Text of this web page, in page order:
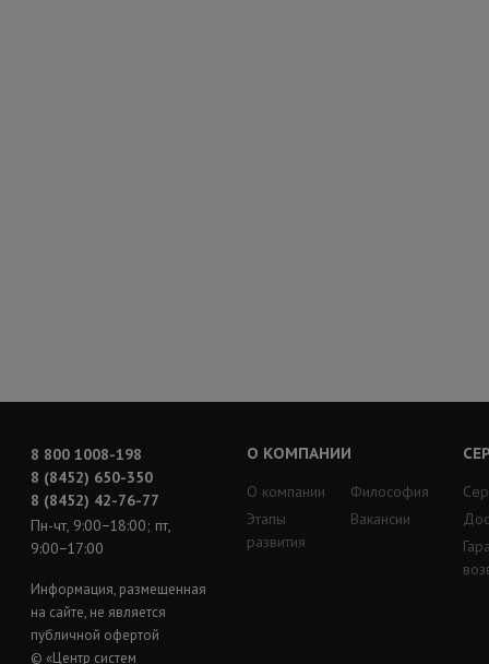
8 800 1008-198
8 (8452) 650-350
8 (8452) 42-76-77
Пн-чт, 9:00−18:00; пт,
9:00−17:00
Информация, размещенная
на сайте, не является
публичной офертой
© «Центр систем
О КОМПАНИИ
О компании
Этапы
развития
Философия
Вакансии